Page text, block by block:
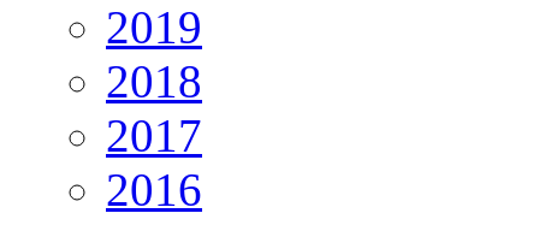
2019
2018
2017
2016